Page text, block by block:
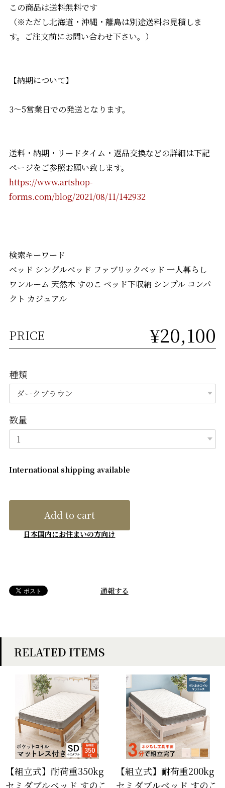
この商品は送料無料です
（※ただし北海道・沖縄・離島は別途送料お見積しま
す。ご注文前にお問い合わせ下さい。）
【納期について】
3～5営業日での発送となります。
送料・納期・リードタイム・返品交換などの詳細は下記
ページをご参照お願い致します。
https://www.artshop-
forms.com/blog/2021/08/11/142932
検索キーワード
ベッド シングルベッド ファブリックベッド 一人暮らし
ワンルーム 天然木 すのこ ベッド下収納 シンプル コンパ
クト カジュアル
PRICE ¥20,100
種類
数量
International shipping available
Add to cart
日本国内にお住まいの方向け
通報する
RELATED ITEMS
【組立式】耐荷重350kg
セミダブルベッド すのこ
【組立式】耐荷重200kg
セミダブルベッド すのこ